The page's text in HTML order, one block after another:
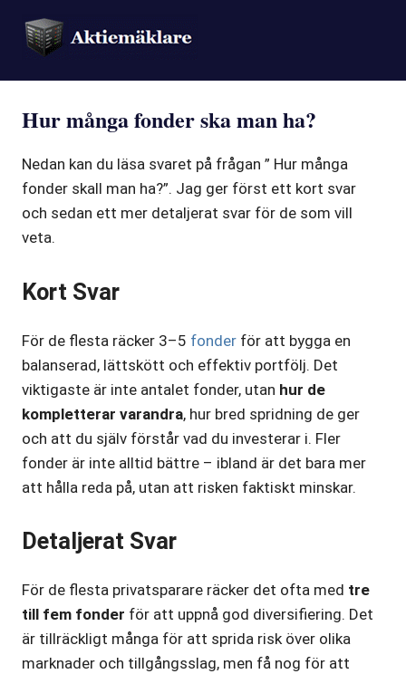
Hur många fonder ska man ha?
Nedan kan du läsa svaret på frågan ” Hur många
fonder skall man ha?”. Jag ger först ett kort svar
och sedan ett mer detaljerat svar för de som vill
veta.
Kort Svar
För de flesta räcker 3–5 fonder för att bygga en
balanserad, lättskött och effektiv portfölj. Det
viktigaste är inte antalet fonder, utan hur de
kompletterar varandra, hur bred spridning de ger
och att du själv förstår vad du investerar i. Fler
fonder är inte alltid bättre – ibland är det bara mer
att hålla reda på, utan att risken faktiskt minskar.
Detaljerat Svar
För de flesta privatsparare räcker det ofta med tre
till fem fonder för att uppnå god diversifiering. Det
är tillräckligt många för att sprida risk över olika
marknader och tillgångsslag, men få nog för att